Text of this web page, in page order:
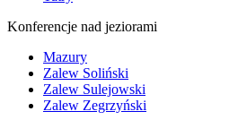
Konferencje nad jeziorami
Mazury
Zalew Soliński
Zalew Sulejowski
Zalew Zegrzyński